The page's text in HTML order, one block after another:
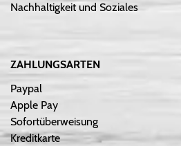
Nachhaltigkeit und Soziales
ZAHLUNGSARTEN
Paypal
Apple Pay
Sofortüberweisung
Kreditkarte